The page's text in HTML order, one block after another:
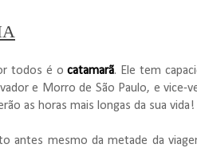
todos é ocatamarã. Ele tem
e Morro de São Paulo, e vice-
as horas mais longas da sua
antes mesmo da metade da